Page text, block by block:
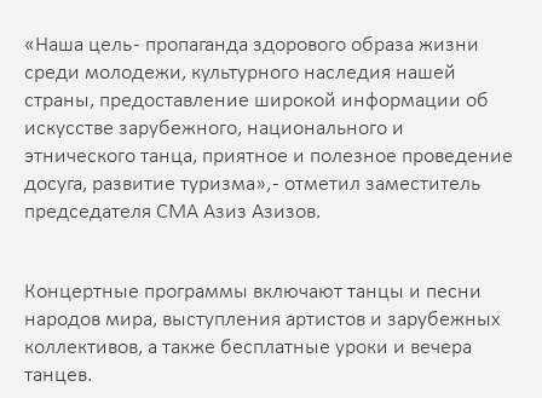
«Наша цель - пропаганда здорового образа жизни
среди молодежи, культурного наследия нашей
страны, предоставление широкой информации об
искусстве зарубежного, национального и
этнического танца, приятное и полезное проведение
досуга, развитие туризма», - отметил заместитель
председателя СМА Азиз Азизов.
Концертные программы включают танцы и песни
народов мира, выступления артистов и зарубежных
коллективов, а также бесплатные уроки и вечера
танцев.